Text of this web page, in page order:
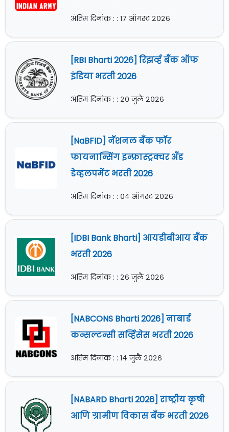
अंतिम दिनांक : : १७ ऑगस्ट २०२६
[RBI Bharti 2026] रिझर्व्ह बँक ऑफ
इंडिया भरती 2026
अंतिम दिनांक : : २० जुलै २०२६
[NaBFID] नॅशनल बँक फॉर
फायनान्सिंग इन्फ्रास्ट्रक्चर अँड
डेव्हलपमेंट भरती 2026
अंतिम दिनांक : : ०४ ऑगस्ट २०२६
[IDBI Bank Bharti] आयडीबीआय बँक
भरती 2026
अंतिम दिनांक : : २६ जुलै २०२६
[NABCONS Bharti 2026] नाबार्ड
कन्सल्टन्सी सर्व्हिसेस भरती 2026
अंतिम दिनांक : : १४ जुलै २०२६
[NABARD Bharti 2026] राष्ट्रीय कृषी
आणि ग्रामीण विकास बँक भरती 2026